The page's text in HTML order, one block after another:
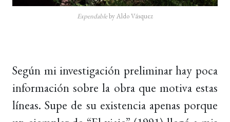
Expendableby Aldo Vásquez
Según mi investigación preliminar hay poca
información sobre la obra que motiva estas
líneas. Supe de su existencia apenas porque